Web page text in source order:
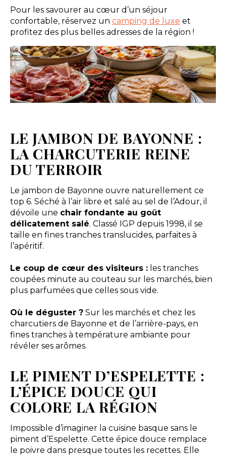
Pour les savourer au cœur d’un séjour
confortable, réservez un camping de luxe et
profitez des plus belles adresses de la région !
LE JAMBON DE BAYONNE :
LA CHARCUTERIE REINE
DU TERROIR
Le jambon de Bayonne ouvre naturellement ce
top 6. Séché à l’air libre et salé au sel de l’Adour, il
dévoile une chair fondante au goût
délicatement salé. Classé IGP depuis 1998, il se
taille en fines tranches translucides, parfaites à
l’apéritif.
Le coup de cœur des visiteurs :les tranches
coupées minute au couteau sur les marchés, bien
plus parfumées que celles sous vide.
Où le déguster ?Sur les marchés et chez les
charcutiers de Bayonne et de l’arrière-pays, en
fines tranches à température ambiante pour
révéler ses arômes.
LE PIMENT D’ESPELETTE :
L’ÉPICE DOUCE QUI
COLORE LA RÉGION
Impossible d’imaginer la cuisine basque sans le
piment d’Espelette. Cette épice douce remplace
le poivre dans presque toutes les recettes. Elle